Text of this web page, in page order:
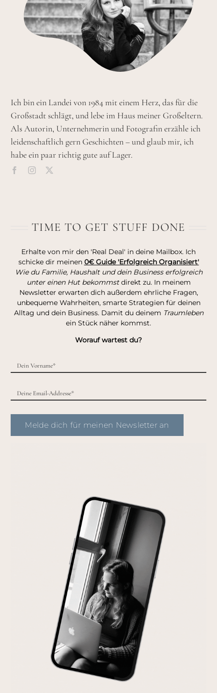
Ich bin ein Landei von 1984 mit einem Herz, das für die
Großstadt schlägt, und lebe im Haus meiner Großeltern.
Als Autorin, Unternehmerin und Fotografin erzähle ich
leidenschaftlich gern Geschichten – und glaub mir, ich
habe ein paar richtig gute auf Lager.
TIME TO GET STUFF DONE
Erhalte von mir den 'Real Deal' in deine Mailbox. Ich
schicke dir meinen 0€ Guide 'Erfolgreich Organisiert'
Wie du Familie, Haushalt und dein Business erfolgreich
unter einen Hut bekommstdirekt zu. In meinem
Newsletter erwarten dich außerdem ehrliche Fragen,
unbequeme Wahrheiten, smarte Strategien für deinen
Alltag und dein Business. Damit du deinem Traumleben
ein Stück näher kommst.
Worauf wartest du?
Melde dich für meinen Newsletter an